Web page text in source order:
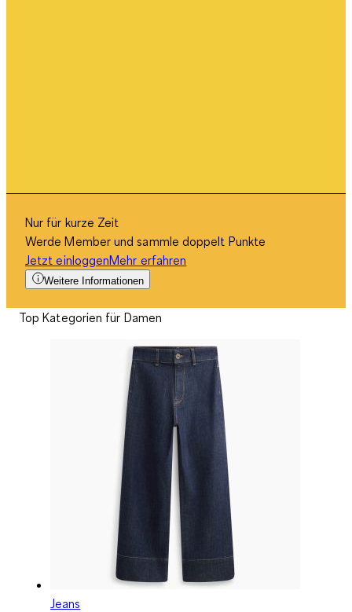
Nur für kurze Zeit
Werde Member und sammle doppelt Punkte
Jetzt einloggenMehr erfahren
Weitere Informationen
Top Kategorien für Damen
Jeans